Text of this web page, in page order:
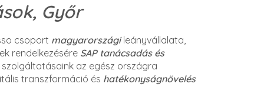
Győr
csoport magyarországileányvállalata,
rendelkezésére SAP tanácsadás és
az egész országra
transzformáció és hatékonyságnövelés